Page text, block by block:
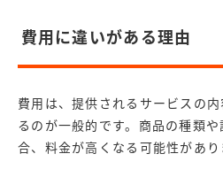
費用に違いがある理由
費用は、提供されるサービスの
るのが一般的です。商品の種類
合、料金が高くなる可能性があり